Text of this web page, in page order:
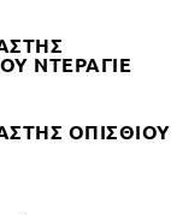
ΝΤΕΡΑΓΙΈ
ΟΠΊΣΘΙΟΥ